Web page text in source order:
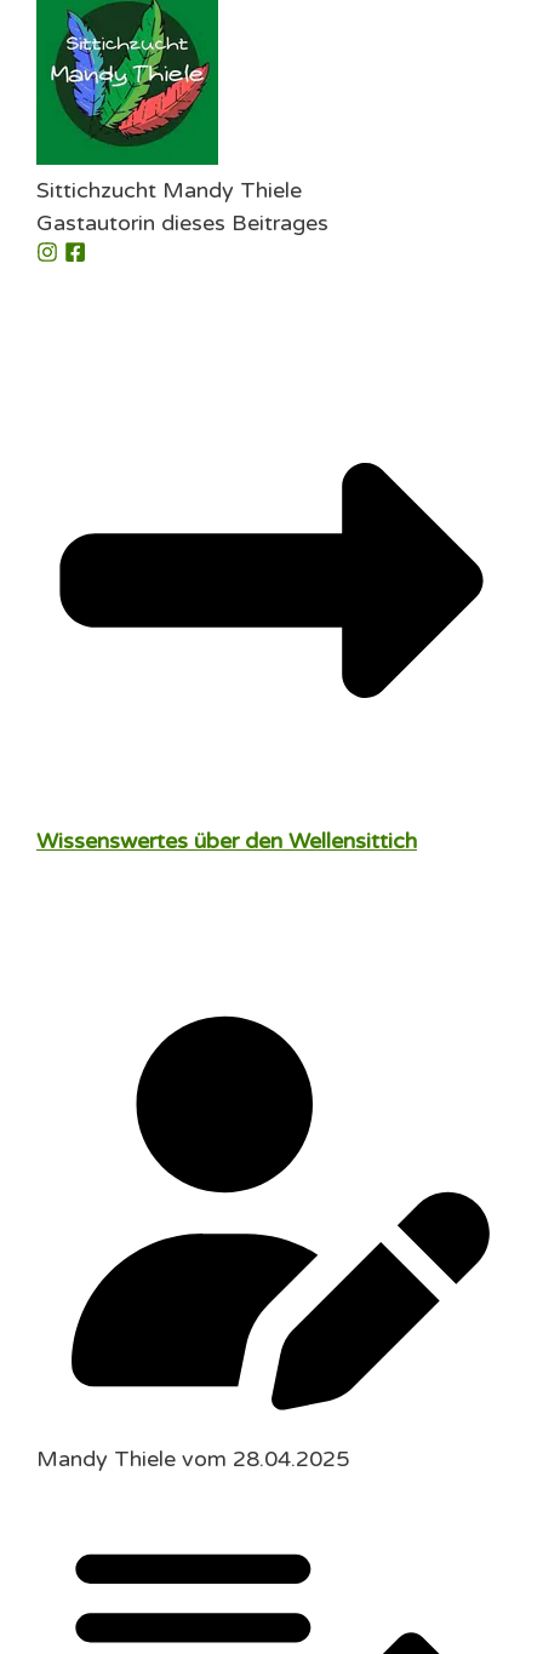
Sittichzucht Mandy Thiele
Gastautorin dieses Beitrages
Wissenswertes über den Wellensittich
Mandy Thiele vom 28.04.2025